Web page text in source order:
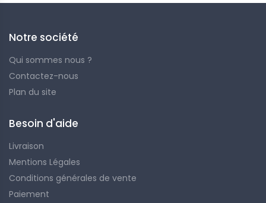
Notre société
Qui sommes nous ?
Contactez-nous
Plan du site
Besoin d'aide
Livraison
Mentions Légales
Conditions générales de vente
Paiement